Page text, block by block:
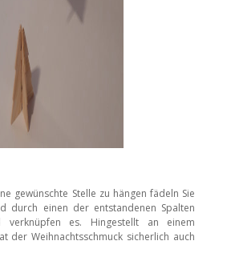
gewünschte Stelle zu hängen fädeln Sie
durch einen der entstandenen Spalten
verknüpfen es. Hingestellt an einem
der Weihnachtsschmuck sicherlich auch